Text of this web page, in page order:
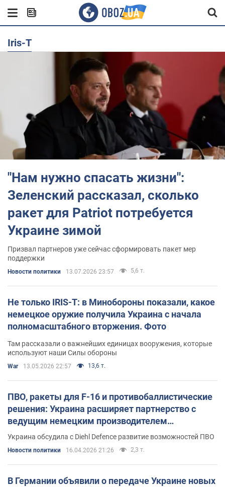
Iris-T
"Нам нужно спасать жизни":
Зеленский рассказал, сколько
ракет для Patriot потребуется
Украине зимой
Призвал партнеров уже сейчас сформировать пакет мер
поддержки
Новости политики 13.07.2026 23:57 5,6 т.
Не только IRIS-T: в Минобороны показали, какое
немецкое оружие получила Украина с начала
полномасштабного вторжения. Фото
Там рассказали о важнейших единицах вооружения, которые
используют наши Силы обороны
War 13.05.2026 22:57 13,6 т.
ПВО, ракеты для F-16 и противобаллистические
решения: Украина расширяет партнерство с
ведущим немецким производителем
вооружения. Фото
Украина обсудила с Diehl Defence развитие возможностей ПВО
Новости политики 16.04.2026 21:26 2,3 т.
В Германии объявили о передаче Украине новых